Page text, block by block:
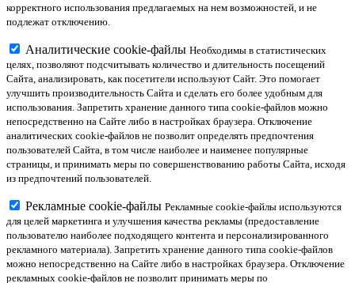
корректного использования предлагаемых на нем возможностей, и не
подлежат отключению.
Аналитические cookie-файлы Необходимы в статистических
целях, позволяют подсчитывать количество и длительность посещений
Сайта, анализировать, как посетители используют Сайт. Это помогает
улучшить производительность Сайта и сделать его более удобным для
использования. Запретить хранение данного типа cookie-файлов можно
непосредственно на Сайте либо в настройках браузера. Отключение
аналитических cookie-файлов не позволит определять предпочтения
пользователей Сайта, в том числе наиболее и наименее популярные
страницы, и принимать меры по совершенствованию работы Сайта, исходя
из предпочтений пользователей.
Рекламные cookie-файлы Рекламные cookie-файлы используются
для целей маркетинга и улучшения качества рекламы (предоставление
пользователю наиболее подходящего контента и персонализированного
рекламного материала). Запретить хранение данного типа cookie-файлов
можно непосредственно на Сайте либо в настройках браузера. Отключение
рекламных cookie-файлов не позволит принимать меры по